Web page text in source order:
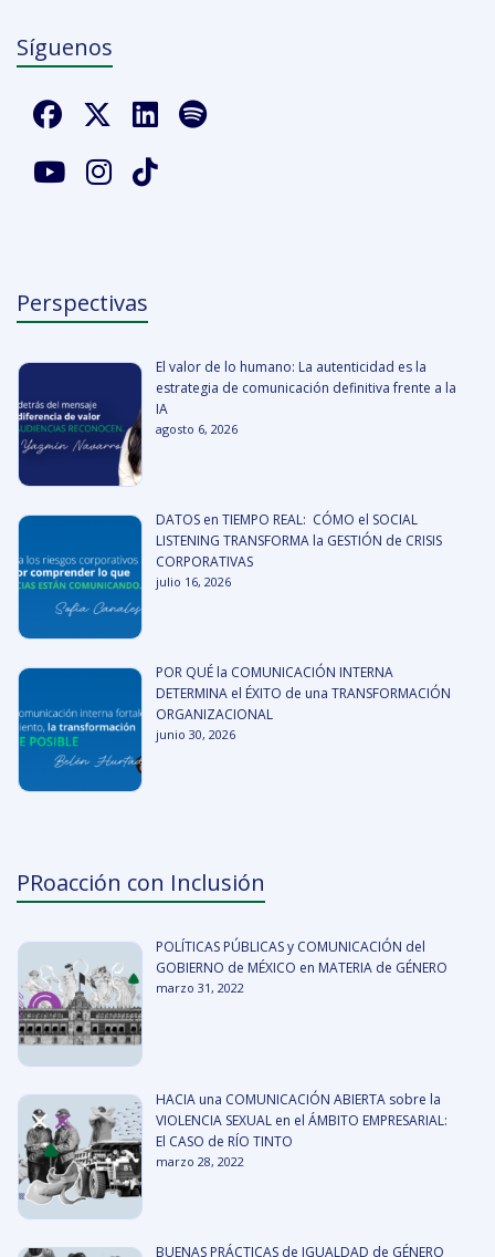
Síguenos
Perspectivas
El valor de lo humano: La autenticidad es la
estrategia de comunicación definitiva frente a la
IA
agosto 6, 2026
DATOS en TIEMPO REAL: CÓMO el SOCIAL
LISTENING TRANSFORMA la GESTIÓN de CRISIS
CORPORATIVAS
julio 16, 2026
POR QUÉ la COMUNICACIÓN INTERNA
DETERMINA el ÉXITO de una TRANSFORMACIÓN
ORGANIZACIONAL
junio 30, 2026
PRoacción con Inclusión
POLÍTICAS PÚBLICAS y COMUNICACIÓN del
GOBIERNO de MÉXICO en MATERIA de GÉNERO
marzo 31, 2022
HACIA una COMUNICACIÓN ABIERTA sobre la
VIOLENCIA SEXUAL en el ÁMBITO EMPRESARIAL:
El CASO de RÍO TINTO
marzo 28, 2022
BUENAS PRÁCTICAS de IGUALDAD de GÉNERO